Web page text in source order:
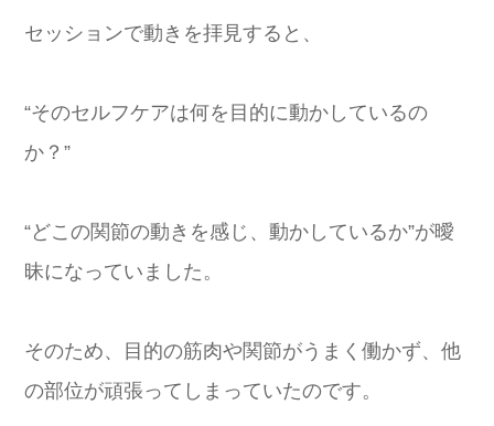
セッションで動きを拝見すると、
“そのセルフケアは何を目的に動かしているの
か？”
“どこの関節の動きを感じ、動かしているか”が曖
昧になっていました。
そのため、目的の筋肉や関節がうまく働かず、他
の部位が頑張ってしまっていたのです。